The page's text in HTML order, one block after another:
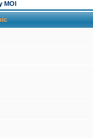
MOI